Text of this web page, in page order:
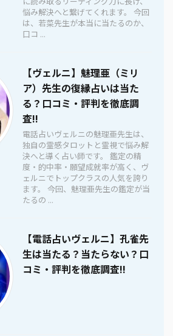
悩み解決へと繋げてくれます。 今回
は、若菜先生が本当に当たるのか、
口コ ...
【ヴェルニ】魅理亜（ミリ
ア）先生の復縁占いは当た
る？口コミ・評判を徹底調
査!!
電話占いヴェルニの魅理亜先生は、
独自の霊感タロットと霊視で悩み解
決へと導く占い師です。 鑑定の精
度・的中率・願望成就率が高く、ヴ
ェルニでトップクラスの人気を誇り
ます。 今回、魅理亜先生の鑑定が当
たるの ...
【電話占いヴェルニ】孔雀先
生は当たる？当たらない？口
コミ・評判を徹底調査!!